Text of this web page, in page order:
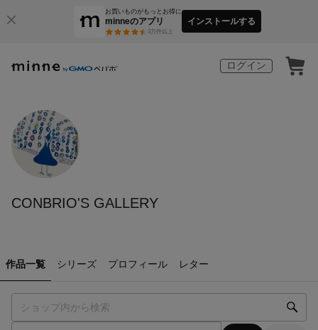
お買いものがもっとお得に
minneのアプリ
3万件以上
インストールする
ログイン
CONBRIO'S GALLERY
作品一覧 シリーズ プロフィール レター